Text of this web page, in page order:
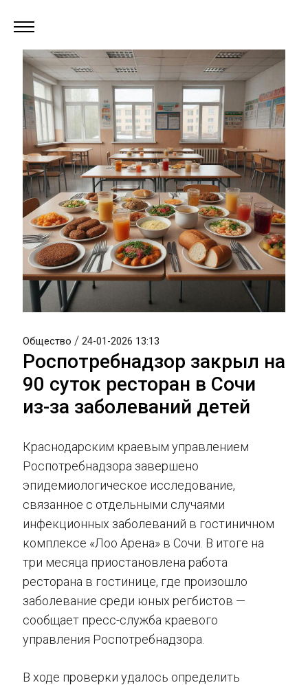
Общество / 24-01-2026 13:13
Роспотребнадзор закрыл на
90 суток ресторан в Сочи
из-за заболеваний детей
Краснодарским краевым управлением
Роспотребнадзора завершено
эпидемиологическое исследование,
связанное с отдельными случаями
инфекционных заболеваний в гостиничном
комплексе «Лоо Арена» в Сочи. В итоге на
три месяца приостановлена работа
ресторана в гостинице, где произошло
заболевание среди юных регбистов —
сообщает пресс-служба краевого
управления Роспотребнадзора.
В ходе проверки удалось определить